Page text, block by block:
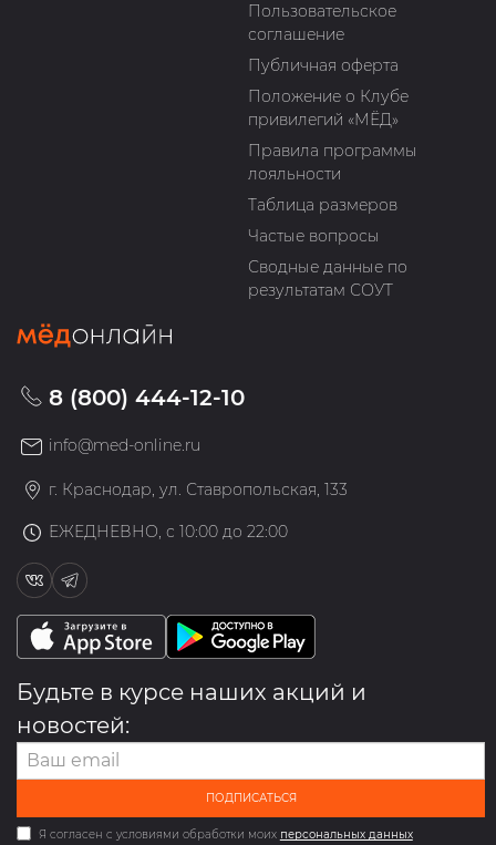
Пользовательское
соглашение
Публичная оферта
Положение о Клубе
привилегий «МЁД»
Правила программы
лояльности
Таблица размеров
Частые вопросы
Сводные данные по
результатам СОУТ
8 (800) 444-12-10
info@med-online.ru
г. Краснодар, ул. Ставропольская, 133
ЕЖЕДНЕВНО, с 10:00 до 22:00
Будьте в курсе наших акций и
новостей:
ПОДПИСАТЬСЯ
Я согласен с условиями обработки моих персональных данных